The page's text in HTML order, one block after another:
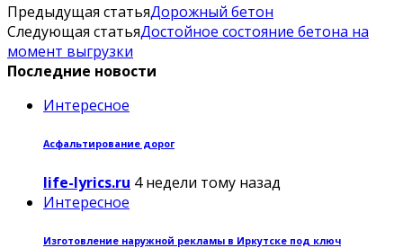
Предыдущая статьяДорожный бетон
Следующая статьяДостойное состояние бетона на
момент выгрузки
Последние новости
Интересное
Асфальтирование дорог
life-lyrics.ru 4 недели тому назад
Интересное
Изготовление наружной рекламы в Иркутске под ключ